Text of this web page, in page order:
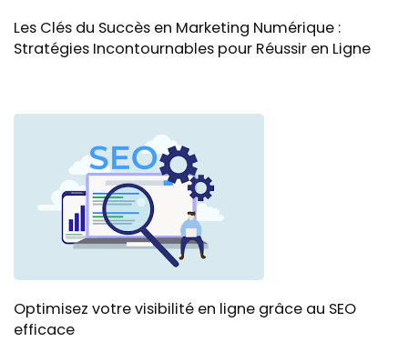
Les Clés du Succès en Marketing Numérique :
Stratégies Incontournables pour Réussir en Ligne
Optimisez votre visibilité en ligne grâce au SEO
efficace